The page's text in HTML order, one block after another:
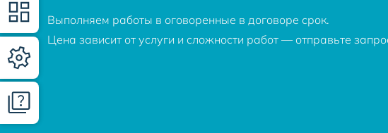
Выполняем работы в оговоренные в договоре срок.
Цена зависит от услуги и сложности работ — отправьте